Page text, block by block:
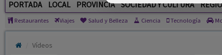
PORTADA LOCAL PROVINCIA SOCIEDAD Y CULTURA
Restaurantes Viajes Salud y Belleza Ciencia Tecnología
Vídeos